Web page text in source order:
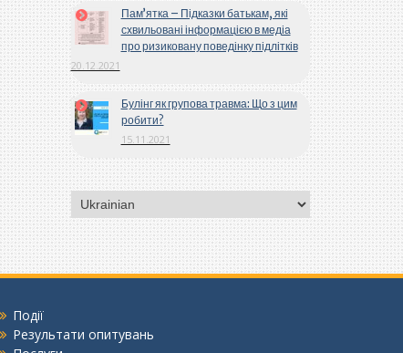
Пам’ятка – Підказки батькам, які
схвильовані інформацією в медіа
про ризиковану поведінку підлітків
20.12.2021
Булінг як групова травма: Що з цим
робити?
15.11.2021
Вибрати
мову
Події
Результати опитувань